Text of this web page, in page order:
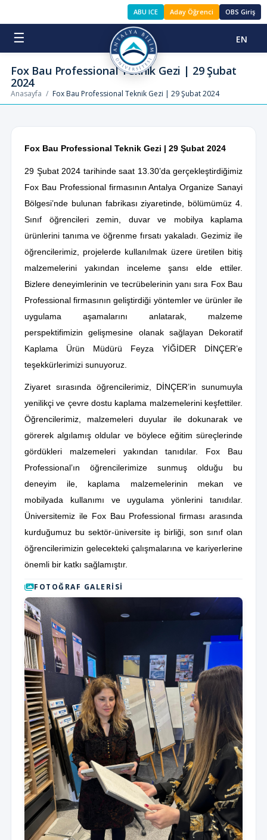
ABU ICE Aday Öğrenci OBS Giriş
☰ EN
Fox Bau Professional Teknik Gezi | 29 Şubat
2024
Anasayfa / Fox Bau Professional Teknik Gezi | 29 Şubat 2024
Fox Bau Professional Teknik Gezi | 29 Şubat 2024
29 Şubat 2024 tarihinde saat 13.30’da gerçekleştirdiğimiz
Fox Bau Professional firmasının Antalya Organize Sanayi
Bölgesi’nde bulunan fabrikası ziyaretinde, bölümümüz 4.
Sınıf öğrencileri zemin, duvar ve mobilya kaplama
ürünlerini tanıma ve öğrenme fırsatı yakaladı. Gezimiz ile
öğrencilerimiz, projelerde kullanılmak üzere üretilen bitiş
malzemelerini yakından inceleme şansı elde ettiler.
Bizlere deneyimlerinin ve tecrübelerinin yanı sıra Fox Bau
Professional firmasının geliştirdiği yöntemler ve ürünler ile
uygulama aşamalarını anlatarak, malzeme
perspektifimizin gelişmesine olanak sağlayan Dekoratif
Kaplama Ürün Müdürü Feyza YİĞİDER DİNÇER’e
teşekkürlerimizi sunuyoruz.
Ziyaret sırasında öğrencilerimiz, DİNÇER’in sunumuyla
yenilikçi ve çevre dostu kaplama malzemelerini keşfettiler.
Öğrencilerimiz, malzemeleri duyular ile dokunarak ve
görerek algılamış oldular ve böylece eğitim süreçlerinde
gördükleri malzemeleri yakından tanıdılar. Fox Bau
Professional’ın öğrencilerimize sunmuş olduğu bu
deneyim ile, kaplama malzemelerinin mekan ve
mobilyada kullanımı ve uygulama yönlerini tanıdılar.
Üniversitemiz ile Fox Bau Professional firması arasında
kurduğumuz bu sektör-üniversite iş birliği, son sınıf olan
öğrencilerimizin gelecekteki çalışmalarına ve kariyerlerine
önemli bir katkı sağlamıştır.
FOTOĞRAF GALERISI